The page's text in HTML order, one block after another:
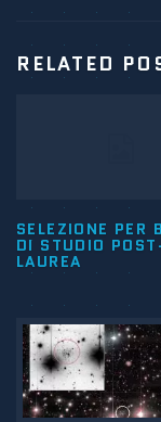
RELATED
SELEZIONE PER
DI STUDIO
LAUREA